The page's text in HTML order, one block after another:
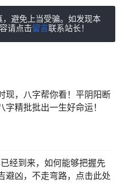
避免上当受骗。如发现本
请点击留言联系站长！
现，八字帮你看！平阴阳断
字精批批出一生好命运！
经到来，如何能够把握先
避凶，不走弯路，点击此处